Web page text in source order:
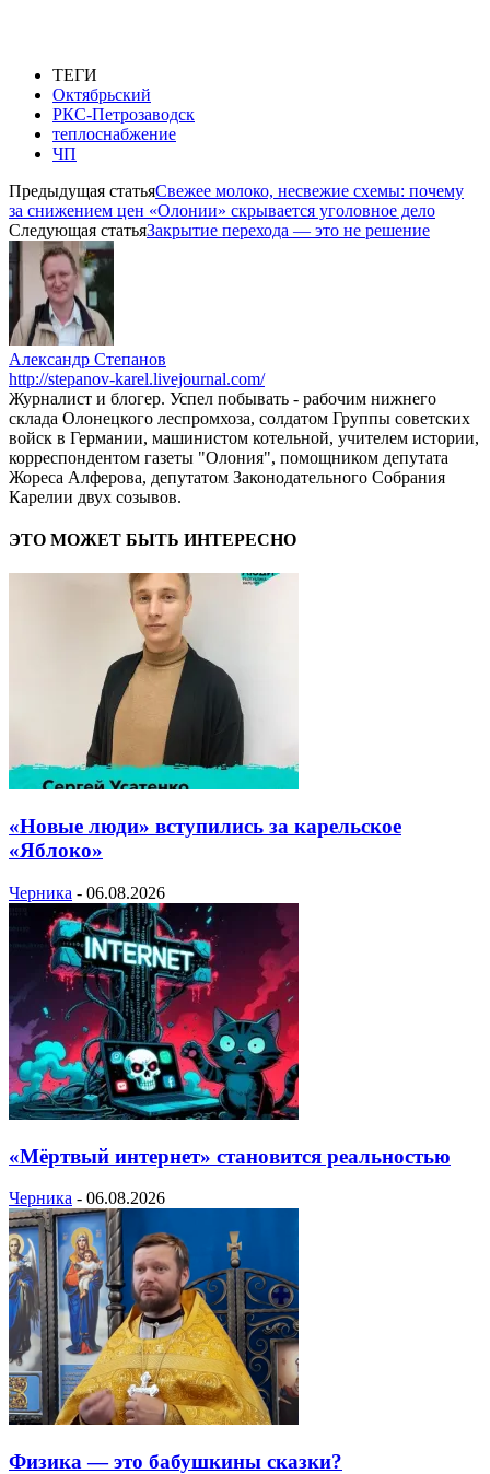
ТЕГИ
Октябрьский
РКС-Петрозаводск
теплоснабжение
ЧП
Предыдущая статьяСвежее молоко, несвежие схемы: почему
за снижением цен «Олонии» скрывается уголовное дело
Следующая статьяЗакрытие перехода — это не решение
Александр Степанов
http://stepanov-karel.livejournal.com/
Журналист и блогер. Успел побывать - рабочим нижнего
склада Олонецкого леспромхоза, солдатом Группы советских
войск в Германии, машинистом котельной, учителем истории,
корреспондентом газеты "Олония", помощником депутата
Жореса Алферова, депутатом Законодательного Собрания
Карелии двух созывов.
ЭТО МОЖЕТ БЫТЬ ИНТЕРЕСНО
«Новые люди» вступились за карельское
«Яблоко»
Черника - 06.08.2026
«Мёртвый интернет» становится реальностью
Черника - 06.08.2026
Физика — это бабушкины сказки?